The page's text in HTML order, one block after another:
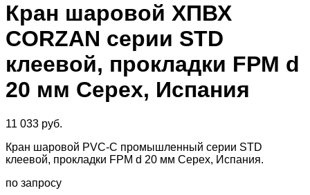
Кран шаровой ХПВХ
CORZAN серии STD
клеевой, прокладки FPM d
20 мм Cepex, Испания
11 033 руб.
Кран шаровой PVC-C промышленный серии STD
клеевой, прокладки FPM d 20 мм Cepex, Испания.
по запросу